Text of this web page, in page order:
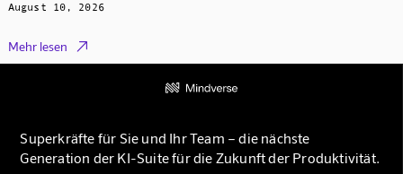
August 10, 2026
Mehr lesen 
Superkräfte für Sie und Ihr Team – die nächste
Generation der KI-Suite für die Zukunft der Produktivität.